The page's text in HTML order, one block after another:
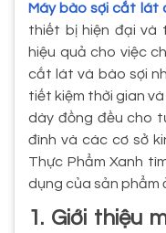
Máy bào sợi cắt lát
thiết bị hiện đại và
hiệu quả cho việc
cắt lát và bào sợi
tiết kiệm thời gian
dày đồng đều cho
đình và các cơ sở
Thực Phẩm Xanh
dụng của sản phẩm
1. Giới thiệu